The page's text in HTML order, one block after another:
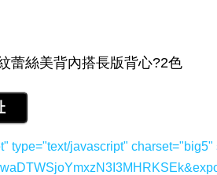
type="text/javascript"